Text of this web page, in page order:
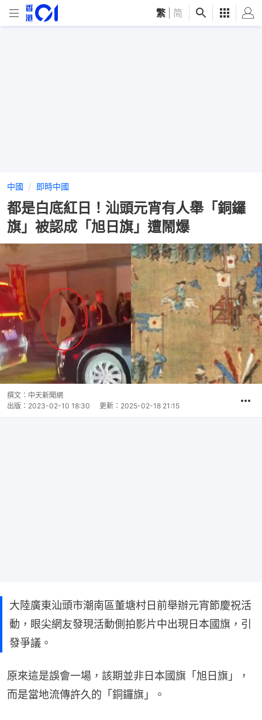
繁 简
中國 即時中國
都是白底紅日！汕頭元宵有人舉「銅鑼
旗」被認成「旭日旗」遭鬧爆
撰文： 中天新聞網
出版： 2023-02-10 18:30 更新： 2025-02-18 21:15
大陸廣東汕頭市潮南區董塘村日前舉辦元宵節慶祝活
動，眼尖網友發現活動側拍影片中出現日本國旗，引
發爭議。
原來這是誤會一場，該期並非日本國旗「旭日旗」，
而是當地流傳許久的「銅鑼旗」。